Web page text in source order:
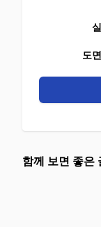
도
함께 보면 좋은